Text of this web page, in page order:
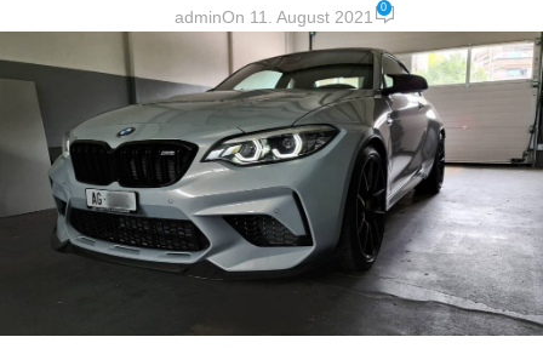
adminOn 11. August 2021 0